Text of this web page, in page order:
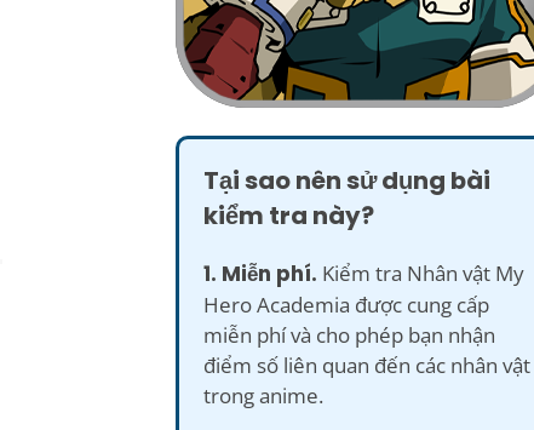
Tại sao nên sử dụng bài
kiểm tra này?
1. Miễn phí. Kiểm tra Nhân vật My
Hero Academia được cung cấp
miễn phí và cho phép bạn nhận
điểm số liên quan đến các nhân vật
trong anime.